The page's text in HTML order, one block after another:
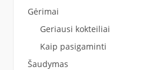
Gėrimai
Geriausi kokteiliai
Kaip pasigaminti
Šaudymas